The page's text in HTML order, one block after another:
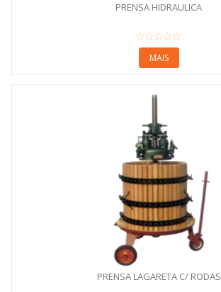
PRENSA HIDRAULICA
MAIS
PRENSA LAGARETA C/ RODAS